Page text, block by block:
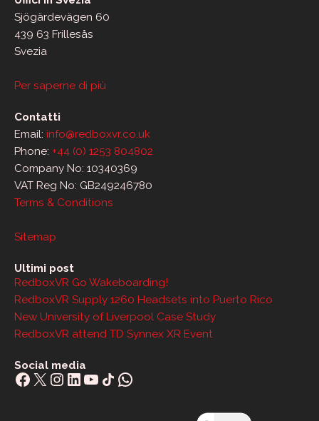
Sjögärdevägen 60
439 63 Frillesås
Svezia
Per saperne di più
Contatti
Email: info@redboxvr.co.uk
Phone: +44 (0) 1253 804802
Company No: 10340369
VAT Reg No: GB249246780
Terms & Conditions
Sitemap
Ultimi post
RedboxVR Go Wakeboarding!
RedboxVR Supply 1260 Headsets into Puerto Rico
New University of Liverpool Case Study
RedboxVR attend TD Synnex XR Event
Social media
Facebook
X Instagram
LinkedIn
YouTube
Share IconWhatsApp